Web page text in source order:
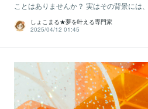
ことはありませんか？ 実はその背景には
しょこまる★夢を叶える専門家
2025/04/12 01:45